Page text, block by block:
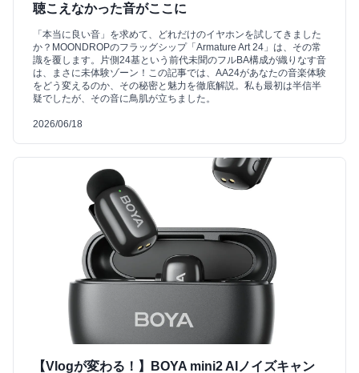
聴こえなかった音がここに
「本当に良い音」を求めて、どれだけのイヤホンを試してきました
か？MOONDROPのフラッグシップ「Armature Art 24」は、その常
識を覆します。片側24基という前代未聞のフルBA構成が織りなす音
は、まさに未体験ゾーン！この記事では、AA24があなたの音楽体験
をどう変えるのか、その秘密と魅力を徹底解説。私も最初は半信半
疑でしたが、その音に鳥肌が立ちました。
2026/06/18
【Vlogが変わる！】BOYA mini2 AIノイズキャン